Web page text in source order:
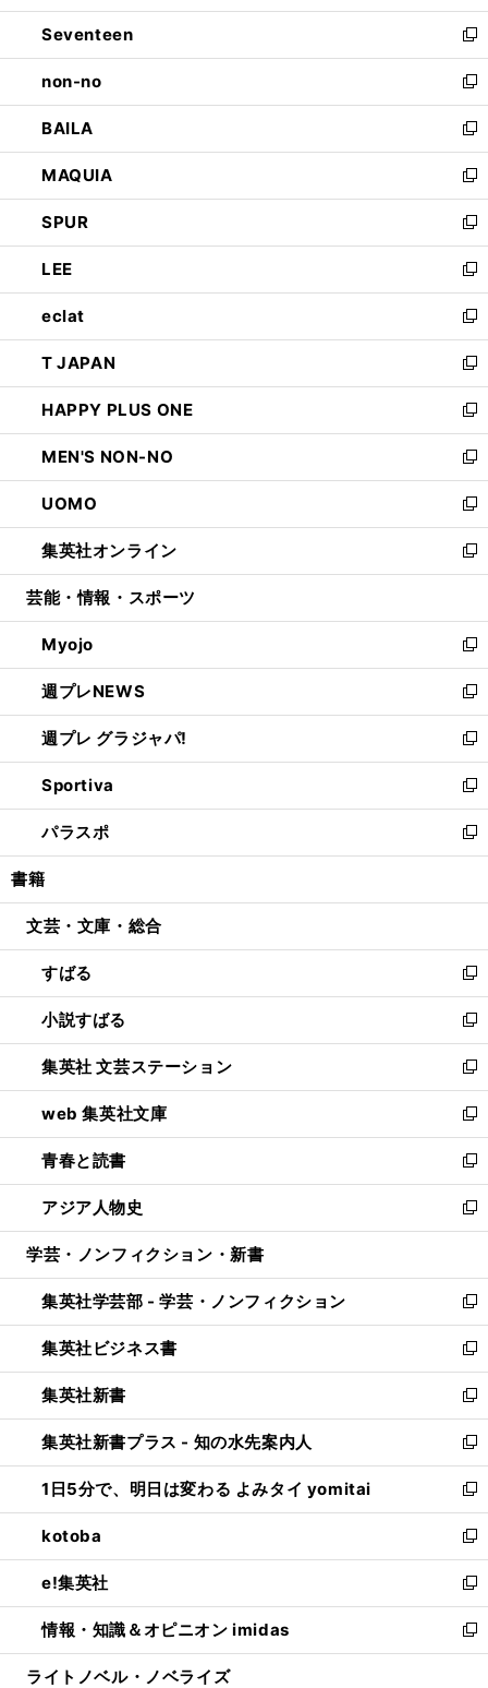
開
く
ウ
で
開
く
ン
ド
ウ
で
開
く
Seventeen
新
し
い
ウ
ィ
ン
ド
ウ
で
開
く
non-no
新
し
い
ウ
ィ
ン
ド
ウ
で
開
く
BAILA
新
し
い
ウ
ィ
ン
ド
ウ
で
開
く
MAQUIA
新
し
い
ウ
ィ
ン
ド
ウ
で
開
く
SPUR
新
し
い
ウ
ィ
ン
ド
ウ
で
開
く
LEE
新
し
い
ウ
ィ
ン
ド
ウ
で
開
く
eclat
新
し
い
ウ
ィ
ン
ド
ウ
で
開
く
T JAPAN
新
し
い
ウ
ィ
ン
ド
ウ
で
開
HAPPY PLUS ONE
新
し
い
ウ
ィ
ン
ド
ウ
開
く
MEN'S NON-NO
新
し
い
ウ
ィ
ン
ウ
で
開
く
UOMO
新
し
い
ウ
ン
ド
ウ
で
開
く
集英社オンライン
新
し
ウ
ィ
ン
ド
ウ
で
開
く
芸能・情報・スポーツ
Myojo
新
し
い
ウ
ィ
ン
ド
ウ
で
開
週プレNEWS
新
し
い
ウ
ィ
ン
ド
ウ
開
週プレ グラジャパ!
新
し
い
ウ
ィ
ン
ウ
開
く
Sportiva
新
し
い
ウ
ン
ウ
で
開
く
パラスポ
新
し
ウ
ン
ド
ウ
で
開
く
書籍
文芸・文庫・総合
すばる
新
し
い
ウ
ィ
ン
ド
ウ
で
開
く
小説すばる
新
し
い
ウ
ィ
ン
ド
ウ
で
開
集英社 文芸ステーション
新
し
い
ウ
ィ
ン
ド
ウ
開
く
web 集英社文庫
新
し
い
ウ
ィ
ン
ウ
で
開
く
青春と読書
新
し
い
ウ
ン
ド
ウ
で
開
く
アジア人物史
新
し
ウ
ィ
ン
ド
ウ
で
開
く
学芸・ノンフィクション・新書
集英社学芸部 - 学芸・ノンフィクション
新
し
い
ウ
ィ
ン
ド
ウ
で
開
く
集英社ビジネス書
新
し
い
ウ
ィ
ン
ド
ウ
で
開
く
集英社新書
新
し
い
ウ
ィ
ン
ド
ウ
で
開
く
集英社新書プラス - 知の水先案内人
新
し
い
ウ
ィ
ン
ド
ウ
で
開
1日5分で、明日は変わる よみタイ yomitai
新
し
い
ウ
ィ
ン
ド
ウ
kotoba
新
し
い
ウ
ィ
ン
e!集英社
新
し
い
ウ
情報・知識＆オピニオン imidas
新
し
ライトノベル・ノベライズ